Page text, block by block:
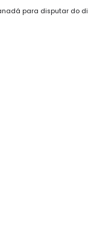
para disputar do